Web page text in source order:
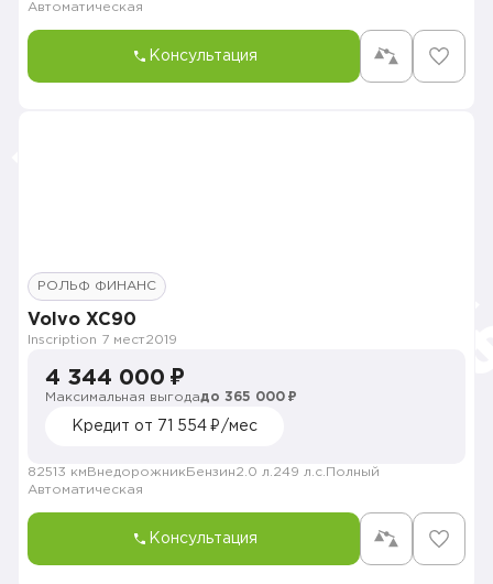
Автоматическая
Консультация
РОЛЬФ ФИНАНС
Volvo XC90
Inscription 7 мест2019
4 344 000 ₽
Максимальная выгодадо 365 000 ₽
Кредит от 71 554 ₽/мес
82513 км Внедорожник Бензин2.0 л. 249 л.с. Полный
Автоматическая
Консультация